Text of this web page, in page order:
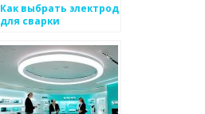
Как выбрать электрод
для сварки